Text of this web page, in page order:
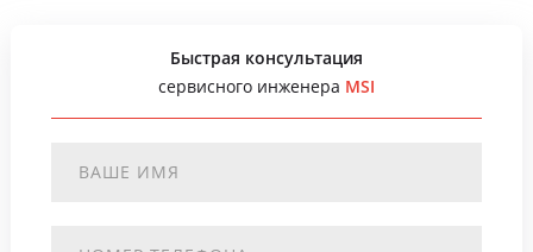
Быстрая консультация
сервисного инженера MSI